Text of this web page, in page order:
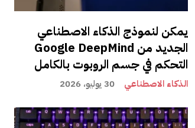
يمكن لنموذج الذكاء الاصطناعي
الجديد من Google DeepMind
التحكم في جسم الروبوت بالكامل
الذكاء الاصطناعي 30 يوليو، 2026